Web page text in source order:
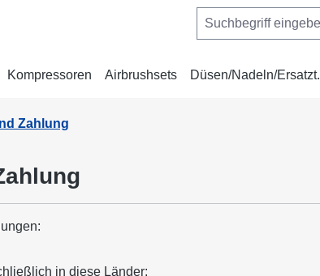
Kompressoren Airbrushsets Düsen/Nadeln/Ersatzt.
Zahlung
in diese Länder: